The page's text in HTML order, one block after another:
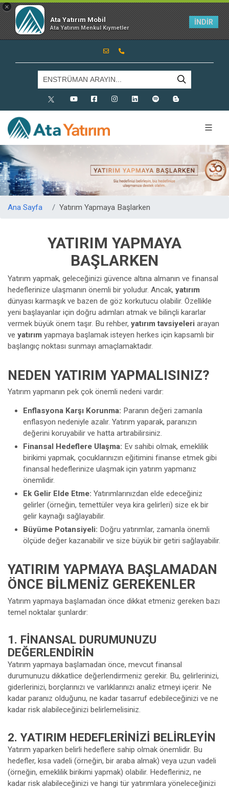
×
Ata Yatırım Mobil
Ata Yatırım Menkul Kıymetler
İNDİR
X Youtube FacebookInstagramLinkedinSpotify
Ana Sayfa Yatırım Yapmaya Başlarken
YATIRIM YAPMAYA
BAŞLARKEN
Yatırım yapmak, geleceğinizi güvence altına almanın ve finansal
hedeflerinize ulaşmanın önemli bir yoludur. Ancak, yatırım
dünyası karmaşık ve bazen de göz korkutucu olabilir. Özellikle
yeni başlayanlar için doğru adımları atmak ve bilinçli kararlar
vermek büyük önem taşır. Bu rehber, yatırım tavsiyeleri arayan
ve yatırım yapmaya başlamak isteyen herkes için kapsamlı bir
başlangıç noktası sunmayı amaçlamaktadır.
NEDEN YATIRIM YAPMALISINIZ?
Yatırım yapmanın pek çok önemli nedeni vardır:
Enflasyona Karşı Korunma: Paranın değeri zamanla
enflasyon nedeniyle azalır. Yatırım yaparak, paranızın
değerini koruyabilir ve hatta artırabilirsiniz.
Finansal Hedeflere Ulaşma: Ev sahibi olmak, emeklilik
birikimi yapmak, çocuklarınızın eğitimini finanse etmek gibi
finansal hedeflerinize ulaşmak için yatırım yapmanız
önemlidir.
Ek Gelir Elde Etme: Yatırımlarınızdan elde edeceğiniz
gelirler (örneğin, temettüler veya kira gelirleri) size ek bir
gelir kaynağı sağlayabilir.
Büyüme Potansiyeli: Doğru yatırımlar, zamanla önemli
ölçüde değer kazanabilir ve size büyük bir getiri sağlayabilir.
YATIRIM YAPMAYA BAŞLAMADAN
ÖNCE BILMENIZ GEREKENLER
Yatırım yapmaya başlamadan önce dikkat etmeniz gereken bazı
temel noktalar şunlardır:
1. FINANSAL DURUMUNUZU
DEĞERLENDIRIN
Yatırım yapmaya başlamadan önce, mevcut finansal
durumunuzu dikkatlice değerlendirmeniz gerekir. Bu, gelirlerinizi,
giderlerinizi, borçlarınızı ve varlıklarınızı analiz etmeyi içerir. Ne
kadar paranız olduğunu, ne kadar tasarruf edebileceğinizi ve ne
kadar risk alabileceğinizi belirlemelisiniz.
2. YATIRIM HEDEFLERINIZI BELIRLEYIN
Yatırım yaparken belirli hedeflere sahip olmak önemlidir. Bu
hedefler, kısa vadeli (örneğin, bir araba almak) veya uzun vadeli
(örneğin, emeklilik birikimi yapmak) olabilir. Hedefleriniz, ne
kadar risk alabileceğinizi ve hangi tür yatırımlara yöneleceğinizi